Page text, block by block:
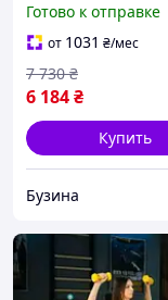
buzyna
Готово к отправке
от 1031 ₴/мес
6 184₴
7 730 ₴
Купить
Бузина